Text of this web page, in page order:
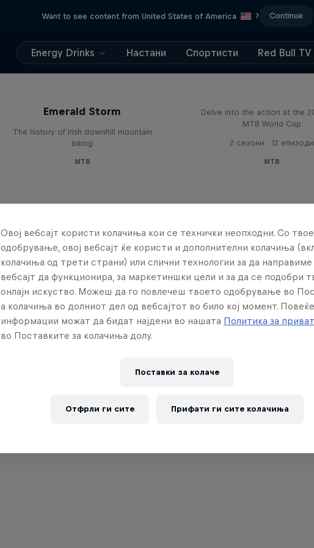
Want to see content from United States of America ? Continue
Energy Drinks Настани Спортисти Red Bull TV
Emerald Storm
The history of Irish downhill mountain
biking
MTB
Delve into the action at the
MTB World Cup
2 сезони · 12 епизоди
MTB
Овој вебсајт користи колачиња кои се технички неопходни. Со твое
одобрување, овој вебсајт ќе користи и дополнителни колачиња
колачиња од трети страни) или слични технологии за да
вебсајт да функционира, за маркетиншки цели и за да се подобри
онлајн искуство. Можеш да го повлечеш твоето одобрување во
а колачиња во долниот дел од вебсајтот во било кој момент. Повеќе
информации можат да бидат најдени во нашата Политика за
во Поставките за колачиња долу.
Поставки за колачe
Отфрли ги сите Прифати ги сите колачиња